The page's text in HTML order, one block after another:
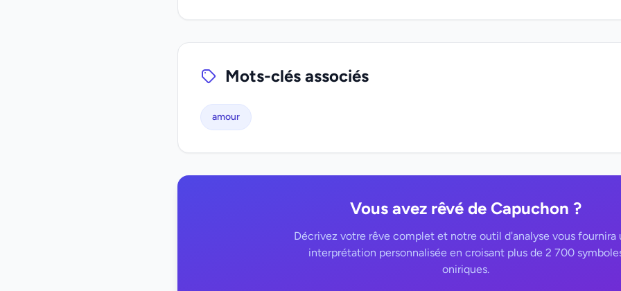
Mots-clés associés
amour
Vous avez rêvé de Capuchon ?
Décrivez votre rêve complet et notre outil d'analyse vous fournira
interprétation personnalisée en croisant plus de 2 700
oniriques.